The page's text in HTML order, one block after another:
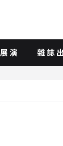
展演 雜誌